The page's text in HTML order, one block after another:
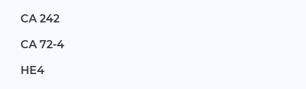
CA 242
CA 72-4
HE4